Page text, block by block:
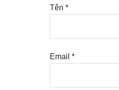
Tên *
Email *